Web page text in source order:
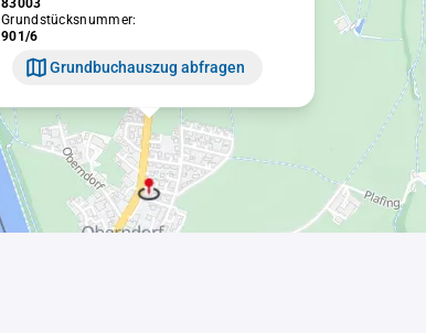
83003
Grundstücksnummer:
901/6
Grundbuchauszug abfragen